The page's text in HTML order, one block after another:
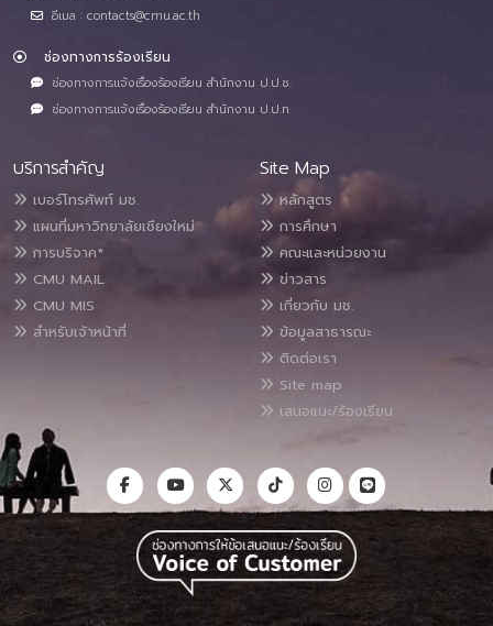
อีเมล : contacts@cmu.ac.th
ช่องทางการร้องเรียน
ช่องทางการแจ้งเรื่องร้องเรียน สำนักงาน ป.ป.ช.
ช่องทางการแจ้งเรื่องร้องเรียน สำนักงาน ป.ป.ท.
บริการสำคัญ
เบอร์โทรศัพท์ มช.
แผนที่มหาวิทยาลัยเชียงใหม่
การบริจาค*
CMU MAIL
CMU MIS
สำหรับเจ้าหน้าที่
Site Map
หลักสูตร
การศึกษา
คณะและหน่วยงาน
ข่าวสาร
เกี่ยวกับ มช.
ข้อมูลสาธารณะ
ติดต่อเรา
Site map
เสนอแนะ/ร้องเรียน